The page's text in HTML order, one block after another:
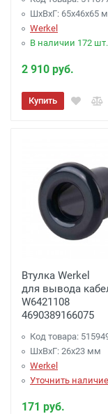
ШхВхГ: 65x46x65
Werkel
В наличии 172 шт.
2 910 руб.
Купить
Втулка Werkel
для вывода
W6421108
4690389166075
Код товара:
ШхВхГ: 26x23 мм
Werkel
Уточнить наличие
171 руб.